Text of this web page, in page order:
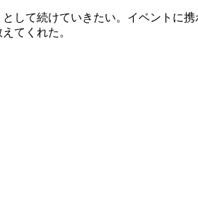
して続けていきたい。イベントに携
てくれた。